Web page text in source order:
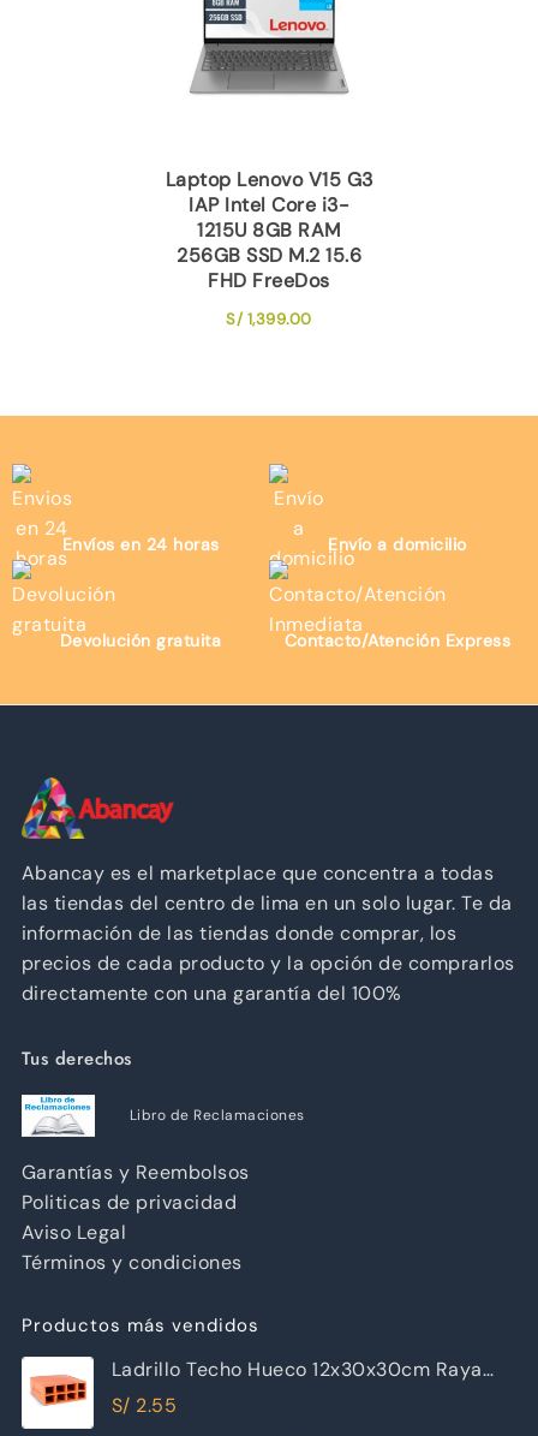
Laptop Lenovo V15 G3
IAP Intel Core i3-
1215U 8GB RAM
256GB SSD M.2 15.6
FHD FreeDos
S/ 1,399.00
Envíos en 24 horas Envío a domicilio
Devolución gratuita Contacto/Atención Express
Abancay es el marketplace que concentra a todas
las tiendas del centro de lima en un solo lugar. Te da
información de las tiendas donde comprar, los
precios de cada producto y la opción de comprarlos
directamente con una garantía del 100%
Tus derechos
Libro de Reclamaciones
Garantías y Reembolsos
Politicas de privacidad
Aviso Legal
Términos y condiciones
Productos más vendidos
Ladrillo Techo Hueco 12x30x30cm Raya
Piramide
S/ 2.55